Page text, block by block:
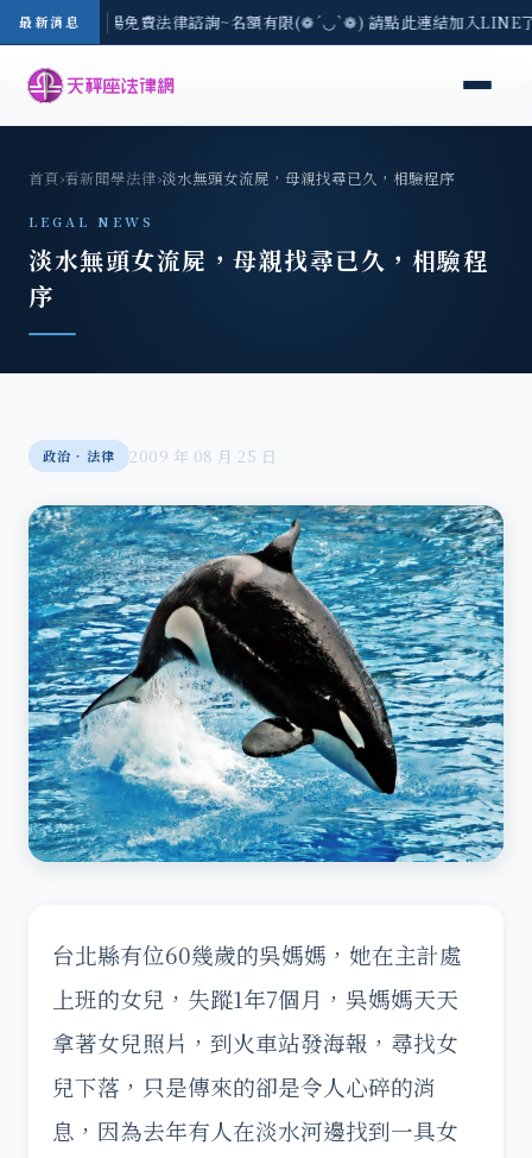
最新消息
區-8/3(一) 現場免費法律諮詢~名額有限(❁´◡`❁) 請點此連結加入
首頁›看新聞學法律›淡水無頭女流屍，母親找尋已久，相驗程序
LEGAL NEWS
淡水無頭女流屍，母親找尋已久，相驗程
序
政治‧法律 2009 年 08 月 25 日
台北縣有位60幾歲的吳媽媽，她在主計處
上班的女兒，失蹤1年7個月，吳媽媽天天
拿著女兒照片，到火車站發海報，尋找女
兒下落，只是傳來的卻是令人心碎的消
息，因為去年有人在淡水河邊找到一具女